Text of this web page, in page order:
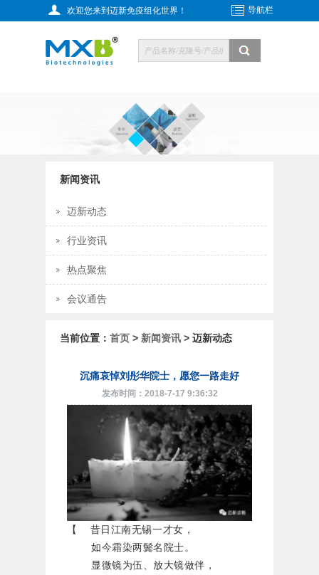
欢迎您来到迈新免疫组化世界！ 导航栏
新闻资讯
迈新动态
行业资讯
热点聚焦
会议通告
当前位置： 首页 > 新闻资讯 > 迈新动态
沉痛哀悼刘彤华院士，愿您一路走好
发布时间：2018-7-17 9:36:32
【 昔日江南无锡一才女，
如今霜染两鬓名院士。
显微镜为伍、放大镜做伴，